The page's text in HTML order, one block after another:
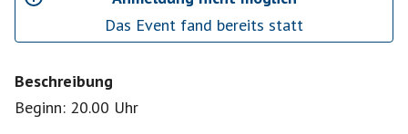
Das Event fand bereits statt
Beschreibung
Beginn: 20.00 Uhr